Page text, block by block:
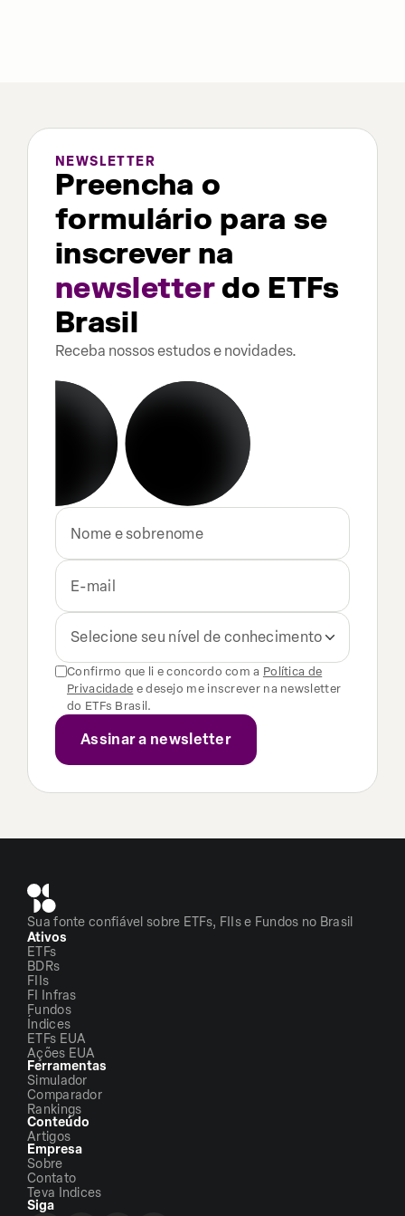
NEWSLETTER
Preencha o
formulário para se
inscrever na
newsletterdo ETFs
Brasil
Receba nossos estudos e novidades.
Selecione seu nível de conhecimento
Confirmo que li e concordo com a Política de
Privacidade e desejo me inscrever na newsletter
do ETFs Brasil.
Sua fonte confiável sobre ETFs, FIIs e Fundos no Brasil
Ativos
ETFs
BDRs
FIIs
FI Infras
Fundos
Índices
ETFs EUA
Ações EUA
Ferramentas
Simulador
Comparador
Rankings
Conteúdo
Artigos
Empresa
Sobre
Contato
Teva Indices
Siga